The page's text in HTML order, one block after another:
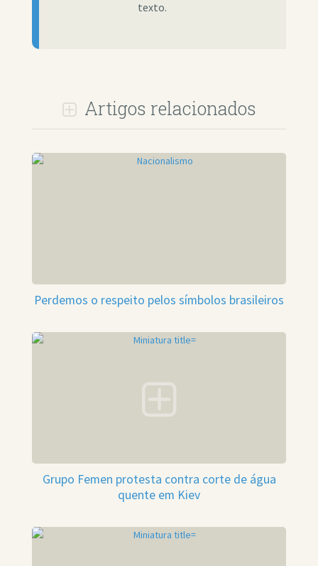
texto.
Artigos relacionados
Perdemos o respeito pelos símbolos brasileiros
Grupo Femen protesta contra corte de água
quente em Kiev